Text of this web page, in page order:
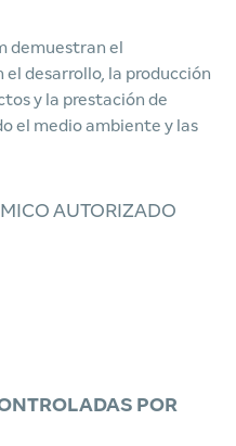
demuestran el
el desarrollo, la producción
y la prestación de
el medio ambiente y las
AUTORIZADO
POR